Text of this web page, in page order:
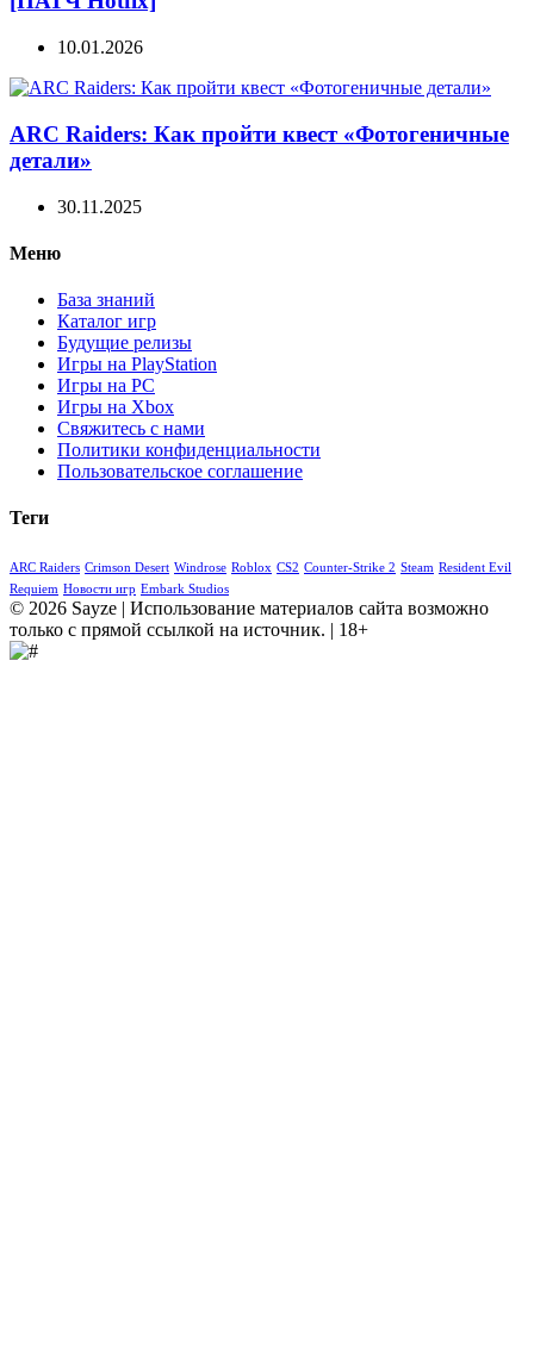
10.01.2026
ARC Raiders: Как пройти квест «Фотогеничные
детали»
30.11.2025
Меню
База знаний
Каталог игр
Будущие релизы
Игры на PlayStation
Игры на PC
Игры на Xbox
Свяжитесь с нами
Политики конфиденциальности
Пользовательское соглашение
Теги
ARC Raiders Crimson Desert Windrose Roblox CS2 Counter-Strike 2 Steam Resident Evil
Requiem Новости игр Embark Studios
© 2026 Sayze | Использование материалов сайта возможно
только с прямой ссылкой на источник. | 18+